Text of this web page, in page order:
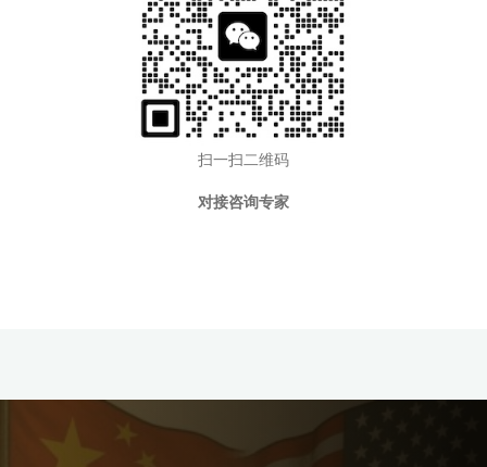
扫一扫二维码
对接咨询专家